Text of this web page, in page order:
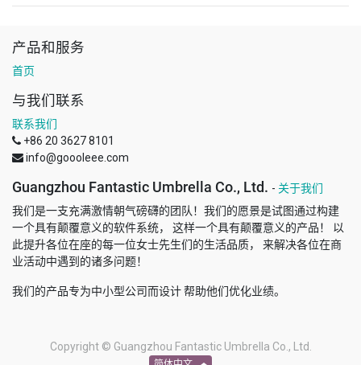
产品和服务
首页
与我们联系
联系我们
+86 20 3627 8101
info@goooleee.com
Guangzhou Fantastic Umbrella Co., Ltd. - 关于我们
我们是一支充满激情朝气磅礴的团队！我们的愿景是试图通过构建
一个具有颠覆意义的软件系统， 这样一个具有颠覆意义的产品！ 以
此提升各位在座的每一位女士先生们的生活品质， 来解决各位在商
业活动中遇到的诸多问题！
我们的产品专为中小型公司而设计 帮助他们优化业绩。
Copyright © Guangzhou Fantastic Umbrella Co., Ltd.